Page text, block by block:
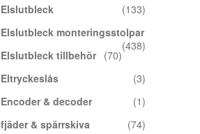
Elslutbleck
(133)
Elslutbleck monteringsstolpar
(438)
Elslutbleck tillbehör
(70)
Eltryckeslås
(3)
Encoder & decoder
(1)
fjäder & spärrskiva
(74)